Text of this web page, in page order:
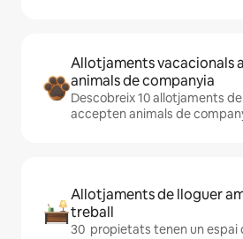
Allotjaments vacacionals
animals de companyia
Descobreix 10 allotjaments
accepten animals de
Allotjaments de lloguer
treball
30 propietats tenen un espai